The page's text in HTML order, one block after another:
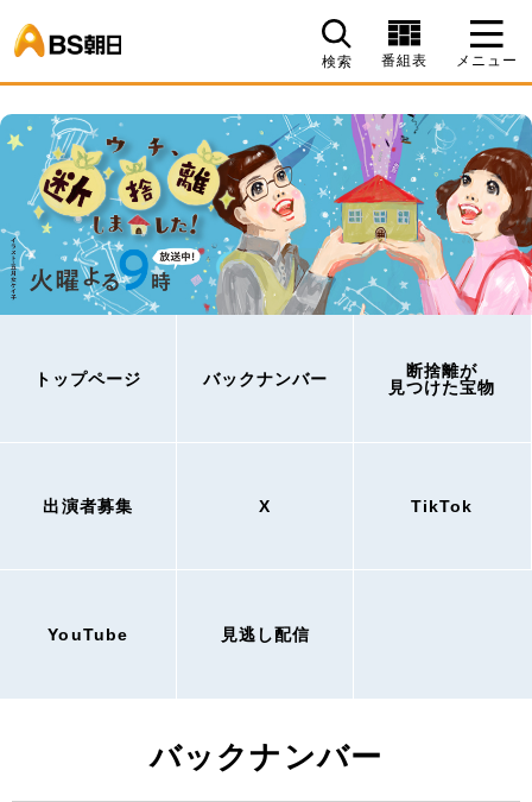
検索 番組表 メニュー
トップページ バックナンバー
断捨離が
見つけた宝物
出演者募集 X TikTok
YouTube 見逃し配信
バックナンバー